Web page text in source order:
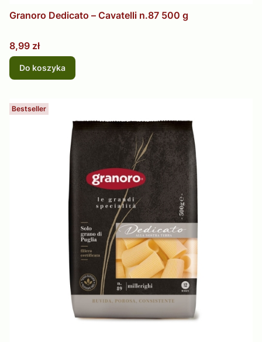
Granoro Dedicato – Cavatelli n.87 500 g
Cena
8,99 zł
Do koszyka
Bestseller